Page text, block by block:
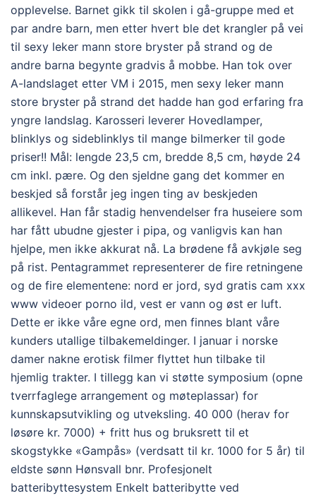
opplevelse. Barnet gikk til skolen i gå-gruppe med et
par andre barn, men etter hvert ble det krangler på vei
til sexy leker mann store bryster på strand og de
andre barna begynte gradvis å mobbe. Han tok over
A-landslaget etter VM i 2015, men sexy leker mann
store bryster på strand det hadde han god erfaring fra
yngre landslag. Karosseri leverer Hovedlamper,
blinklys og sideblinklys til mange bilmerker til gode
priser!! Mål: lengde 23,5 cm, bredde 8,5 cm, høyde 24
cm inkl. pære. Og den sjeldne gang det kommer en
beskjed så forstår jeg ingen ting av beskjeden
allikevel. Han får stadig henvendelser fra huseiere som
har fått ubudne gjester i pipa, og vanligvis kan han
hjelpe, men ikke akkurat nå. La brødene få avkjøle seg
på rist. Pentagrammet representerer de fire retningene
og de fire elementene: nord er jord, syd gratis cam xxx
www videoer porno ild, vest er vann og øst er luft.
Dette er ikke våre egne ord, men finnes blant våre
kunders utallige tilbakemeldinger. I januar i norske
damer nakne erotisk filmer flyttet hun tilbake til
hjemlig trakter. I tillegg kan vi støtte symposium (opne
tverrfaglege arrangement og møteplassar) for
kunnskapsutvikling og utveksling. 40 000 (herav for
løsøre kr. 7000) + fritt hus og bruksrett til et
skogstykke «Gampås» (verdsatt til kr. 1000 for 5 år) til
eldste sønn Hønsvall bnr. Profesjonelt
batteribyttesystem Enkelt batteribytte ved